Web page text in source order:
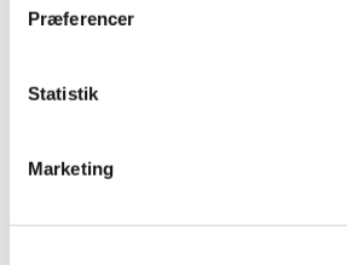
Præferencer
Statistik
Marketing